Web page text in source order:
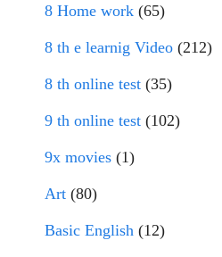
8 Home work (65)
8 th e learnig Video (212)
8 th online test (35)
9 th online test (102)
9x movies (1)
Art (80)
Basic English (12)